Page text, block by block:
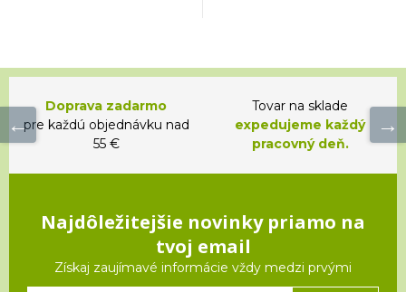
Doprava zadarmo
pre každú objednávku nad
55 €
Tovar na sklade
expedujeme každý
pracovný deň.
Najdôležitejšie novinky priamo na
tvoj email
Získaj zaujímavé informácie vždy medzi prvými